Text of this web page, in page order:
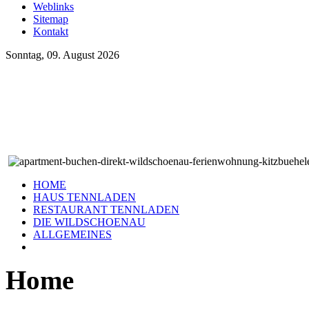
Weblinks
Sitemap
Kontakt
Sonntag, 09. August 2026
HOME
HAUS TENNLADEN
RESTAURANT TENNLADEN
DIE WILDSCHOENAU
ALLGEMEINES
Home